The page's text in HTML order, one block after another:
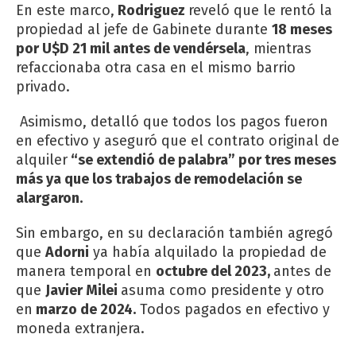
En este marco, Rodriguez reveló que le rentó la
propiedad al jefe de Gabinete durante 18 meses
por U$D 21 mil antes de vendérsela, mientras
refaccionaba otra casa en el mismo barrio
privado.
Asimismo, detalló que todos los pagos fueron
en efectivo y aseguró que el contrato original de
alquiler “se extendió de palabra” por tres meses
más ya que los trabajos de remodelación se
alargaron.
Sin embargo, en su declaración también agregó
que Adorni ya había alquilado la propiedad de
manera temporal en octubre del 2023, antes de
que Javier Milei asuma como presidente y otro
en marzo de 2024. Todos pagados en efectivo y
moneda extranjera.